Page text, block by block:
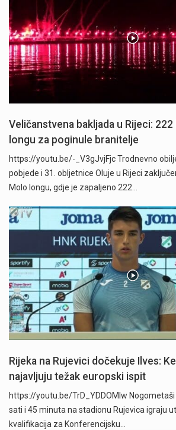
Veličanstvena bakljada u Rijeci:
longu za poginule branitelje
https://youtu.be/-_V3gJvjFjc Trodnevno
pobjede i 31. obljetnice Oluje u Rijeci
Molo longu, gdje je zapaljeno 222…
Rijeka na Rujevici dočekuje Ilves:
najavljuju težak europski ispit
https://youtu.be/TrD_YDDOMIw Nogometaši
sati i 45 minuta na stadionu Rujevica igraju
kvalifikacija za Konferencijsku…